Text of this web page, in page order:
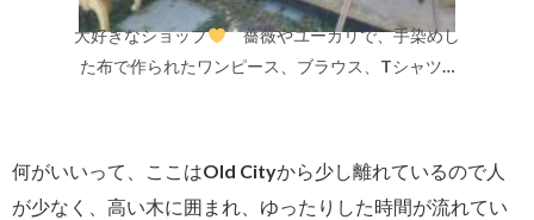
大好きなショップ
薔薇やユーカリで、手染めし
た布で作られたワンピース、ブラウス、Tシャツ…
何がいいって、ここはOld Cityから少し離れているので人
が少なく、高い木に囲まれ、ゆったりした時間が流れてい